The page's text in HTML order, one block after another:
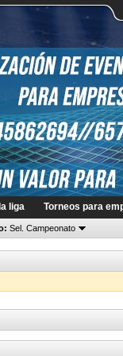
liga Torneos para
Sel. Campeonato